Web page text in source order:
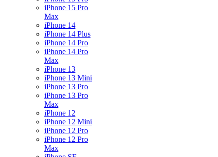
iPhone 15 Pro
Max
iPhone 14
iPhone 14 Plus
iPhone 14 Pro
iPhone 14 Pro
Max
iPhone 13
iPhone 13 Mini
iPhone 13 Pro
iPhone 13 Pro
Max
iPhone 12
iPhone 12 Mini
iPhone 12 Pro
iPhone 12 Pro
Max